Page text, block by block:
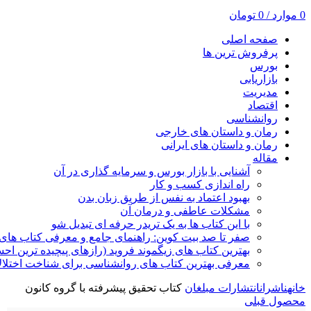
0 موارد /
0 تومان
صفحه اصلی
پرفروش ترین ها
بورس
بازاریابی
مدیریت
اقتصاد
روانشناسی
رمان و داستان های خارجی
رمان و داستان های ایرانی
مقاله
آشنایی با بازار بورس و سرمایه گذاری در آن
راه اندازی کسب و کار
بهبود اعتماد به نفس از طریق زبان بدن
مشکلات عاطفی و درمان آن
با این کتاب ها به یک تریدر حرفه ای تبدیل شو
صفر تا صد بیت کوین: راهنمای جامع و معرفی کتاب های
بهترین کتاب های زیگموند فروید (رازهای پیچیده ترین
معرفی بهترین کتاب های روانشناسی برای شناخت
خانهناشرانانتشارات مبلغان کتاب تحقیق پیشرفته با گروه کانون
محصول قبلی